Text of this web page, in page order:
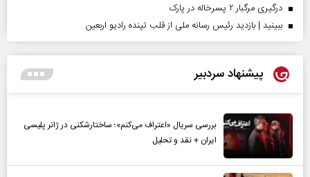
درگیری مرگبار ۲ پسرخاله در پارک
ببینید | بازدید رئیس رسانه ملی از قلب تپنده رادیو اربعین
پیشنهاد سردبیر
بررسی سریال «اعتراف می‌کنم»؛ ساختارشکنی در ژانر پلیسی
ایران + نقد و تحلیل